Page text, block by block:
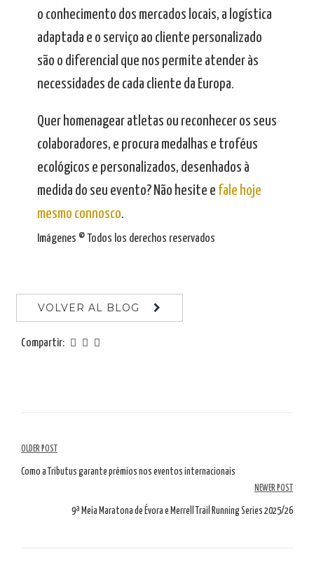
o conhecimento dos mercados locais, a logística
adaptada e o serviço ao cliente personalizado
são o diferencial que nos permite atender às
necessidades de cada cliente da Europa.
Quer homenagear atletas ou reconhecer os seus
colaboradores, e procura medalhas e troféus
ecológicos e personalizados, desenhados à
medida do seu evento? Não hesite e fale hoje
mesmo connosco.
Imágenes © Todos los derechos reservados
VOLVER AL BLOG
Compartir:
Navegación
por
artículos
OLDER POST
Como a Tributus garante prémios nos eventos internacionais
NEWER POST
9ª Meia Maratona de Évora e Merrell Trail Running Series 2025/26